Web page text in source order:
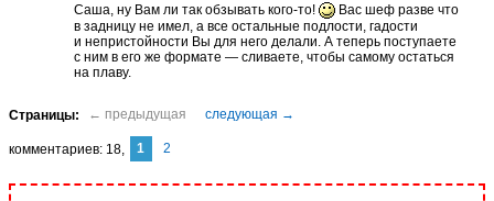
Саша, ну Вам ли так обзывать кого-то!
Вас шеф разве что
в задницу не имел, а все остальные подлости, гадости
и непристойности Вы для него делали. А теперь поступаете
с ним в его же формате — сливаете, чтобы самому остаться
на плаву.
комментариев 18 1 2